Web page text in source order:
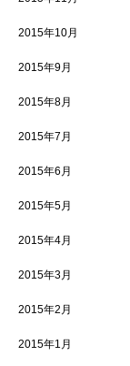
2015年10月
2015年9月
2015年8月
2015年7月
2015年6月
2015年5月
2015年4月
2015年3月
2015年2月
2015年1月